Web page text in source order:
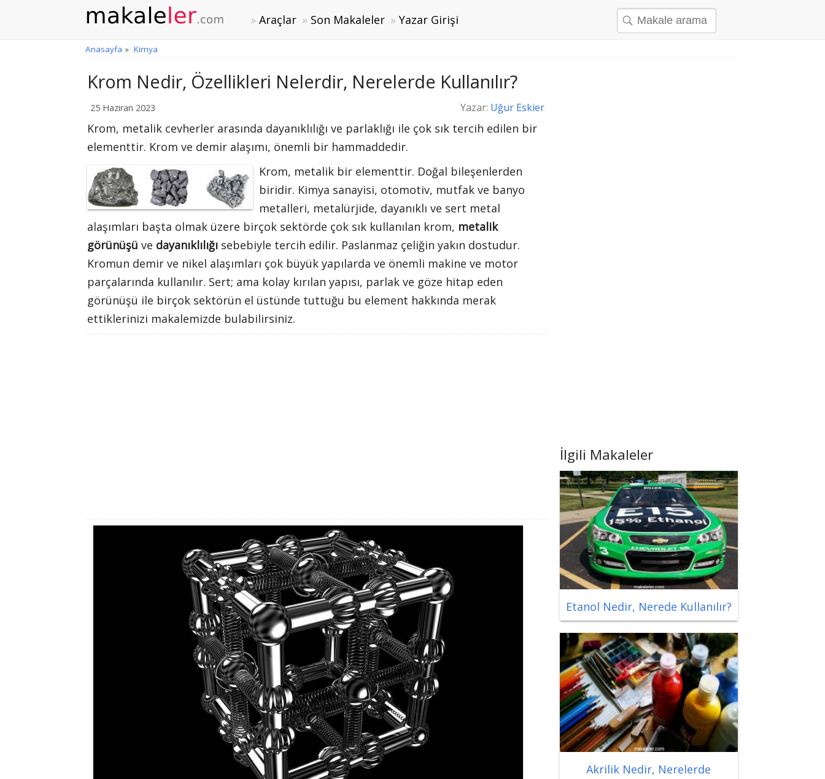
Araçlar Son Makaleler Yazar Girişi
Anasayfa » Kimya
Krom Nedir, Özellikleri Nelerdir, Nerelerde Kullanılır?
25 Haziran 2023 Yazar: Uğur Eskier
Krom, metalik cevherler arasında dayanıklılığı ve parlaklığı ile çok sık tercih edilen bir
elementtir. Krom ve demir alaşımı, önemli bir hammaddedir.
Krom, metalik bir elementtir. Doğal bileşenlerden
biridir. Kimya sanayisi, otomotiv, mutfak ve banyo
metalleri, metalürjide, dayanıklı ve sert metal
alaşımları başta olmak üzere birçok sektörde çok sık kullanılan krom, metalik
görünüşü ve dayanıklılığı sebebiyle tercih edilir. Paslanmaz çeliğin yakın dostudur.
Kromun demir ve nikel alaşımları çok büyük yapılarda ve önemli makine ve motor
parçalarında kullanılır. Sert; ama kolay kırılan yapısı, parlak ve göze hitap eden
görünüşü ile birçok sektörün el üstünde tuttuğu bu element hakkında merak
ettiklerinizi makalemizde bulabilirsiniz.
İlgili Makaleler
Etanol Nedir, Nerede Kullanılır?
Akrilik Nedir, Nerelerde